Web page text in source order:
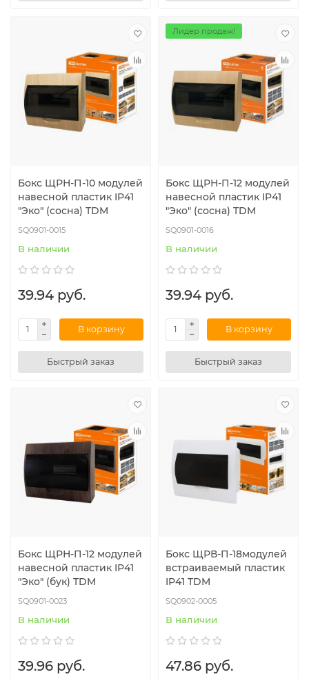
Бокс ЩРН-П-10 модулей
навесной пластик IP41
"Эко" (сосна) TDM
SQ0901-0015
В наличии
39.94 руб.
В корзину
Быстрый заказ
Лидер продаж!
Бокс ЩРН-П-12 модулей
навесной пластик IP41
"Эко" (сосна) TDM
SQ0901-0016
В наличии
39.94 руб.
В корзину
Быстрый заказ
Бокс ЩРН-П-12 модулей
навесной пластик IP41
"Эко" (бук) TDM
SQ0901-0023
В наличии
39.96 руб.
Бокс ЩРВ-П-18модулей
встраиваемый пластик
IP41 TDM
SQ0902-0005
В наличии
47.86 руб.